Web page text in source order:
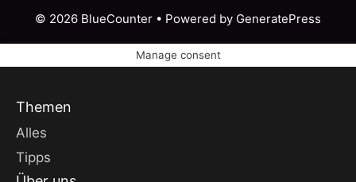
© 2026 BlueCounter • Powered by GeneratePress
Manage consent
Themen
Alles
Tipps